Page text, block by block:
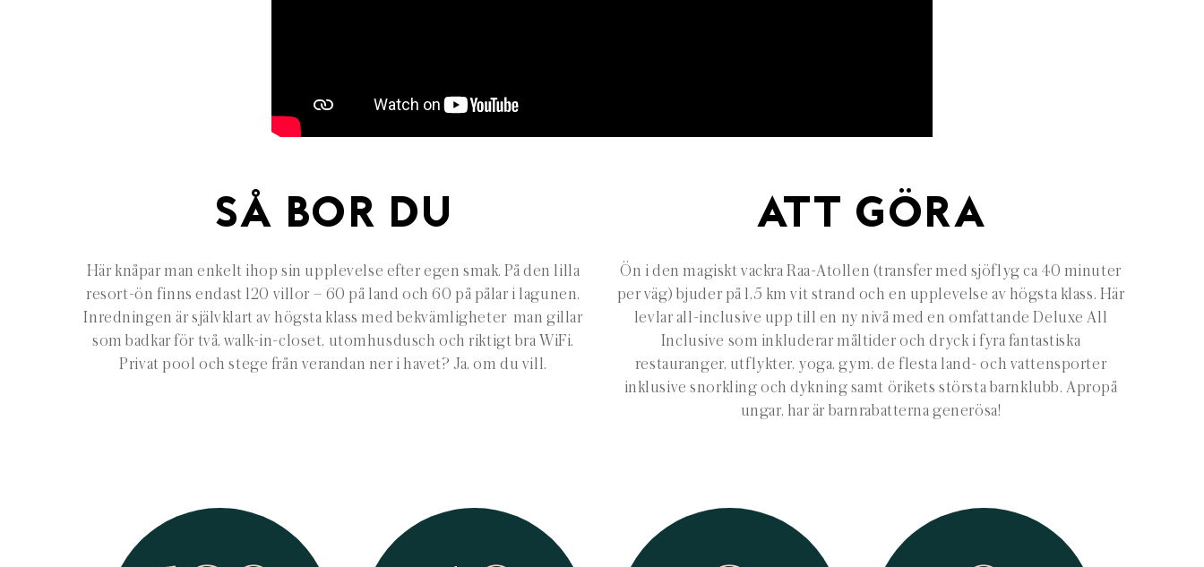
SÅ BOR DU
Här knåpar man enkelt ihop sin upplevelse efter egen smak. På den lilla
resort-ön finns endast 120 villor – 60 på land och 60 på pålar i lagunen.
Inredningen är självklart av högsta klass med bekvämligheter man gillar
som badkar för två, walk-in-closet, utomhusdusch och riktigt bra WiFi.
Privat pool och stege från verandan ner i havet? Ja, om du vill.
ATT GÖRA
Ön i den magiskt vackra Raa-Atollen (transfer med sjöflyg ca 40 minuter
per väg) bjuder på 1,5 km vit strand och en upplevelse av högsta klass. Här
levlar all-inclusive upp till en ny nivå med en omfattande Deluxe All
Inclusive som inkluderar måltider och dryck i fyra fantastiska
restauranger, utflykter, yoga, gym, de flesta land- och vattensporter
inklusive snorkling och dykning samt örikets största barnklubb. Apropå
ungar, har är barnrabatterna generösa!